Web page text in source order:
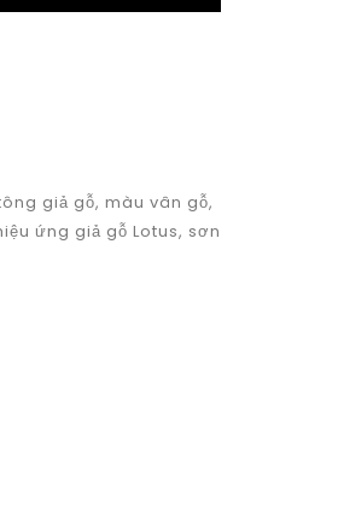
giả gỗ, màu vân gỗ,
ứng giả gỗ Lotus, sơn